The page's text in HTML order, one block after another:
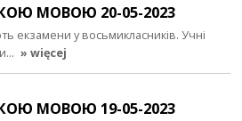
МОВОЮ 20-05-2023
екзамени у восьмикласників. Учні
» więcej
МОВОЮ 19-05-2023